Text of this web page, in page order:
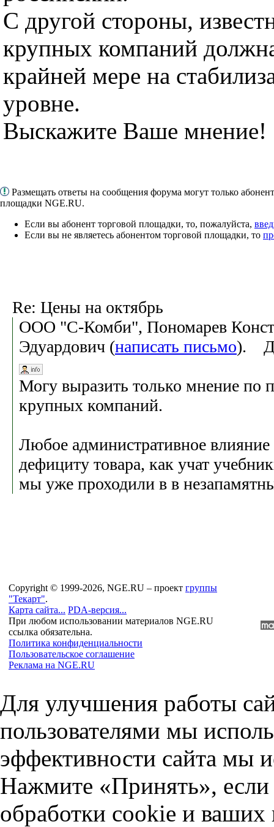
С другой стороны,
крупных компаний
крайней мере на
уровне.
Выскажите Ваше мнение!
Размещать ответы на сообщения форума могут только
площадки NGE.RU.
Если вы абонент торговой площадки, то, пожалуйста,
Если вы не являетесь абонентом торговой площадки, то
Re: Цены на октябрь
ООО "С-Комби", Пономарев
Эдуардович (написать письмо).
Могу выразить только мнение по
крупных компаний.
Любое административное
дефициту товара, как учат
мы уже проходили в в
Copyright © 1999-2026, NGE.RU – проект группы
"Текарт".
Карта сайта... PDA-версия...
При любом использовании материалов NGE.RU
ссылка обязательна.
Политика конфиденциальности
Пользовательское соглашение
Реклама на NGE.RU
Для улучшения работы
пользователями мы
эффективности сайта мы
Нажмите «Принять», если
обработки cookie и